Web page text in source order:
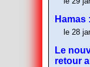
Hamas
le 28
Le
retour